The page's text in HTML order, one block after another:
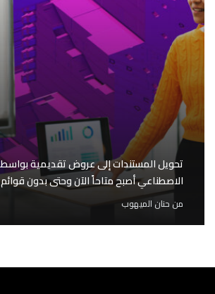
تحويل المستندات إلى عروض تقديمية
الاصطناعي أصبح متاحاً الآن وحتى بدون قوائم
من حنان الميهوب